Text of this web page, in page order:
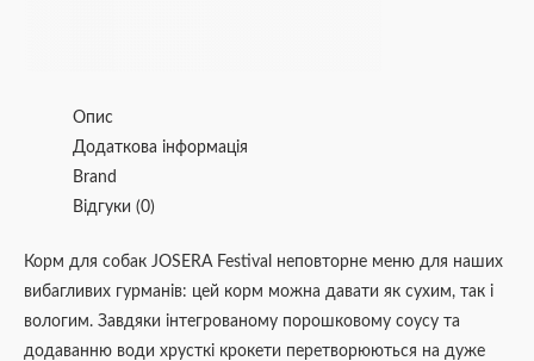
Опис
Додаткова інформація
Brand
Відгуки (0)
Корм для собак JOSERA Festival неповторне меню для наших
вибагливих гурманів: цей корм можна давати як сухим, так і
вологим. Завдяки інтегрованому порошковому соусу та
додаванню води хрусткі крокети перетворюються на дуже